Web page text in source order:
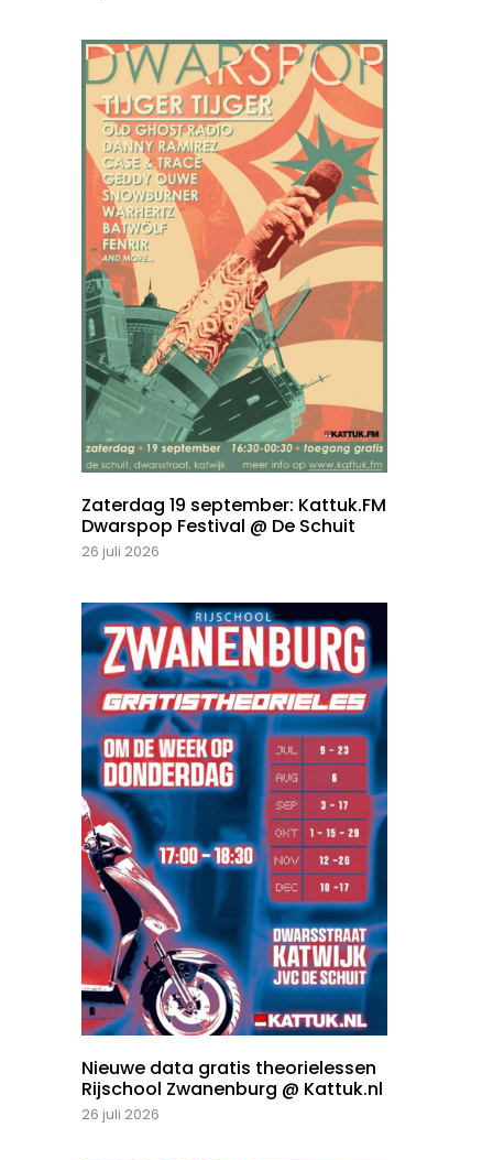
Zaterdag 19 september: Kattuk.FM
Dwarspop Festival @ De Schuit
26 juli 2026
Nieuwe data gratis theorielessen
Rijschool Zwanenburg @ Kattuk.nl
26 juli 2026